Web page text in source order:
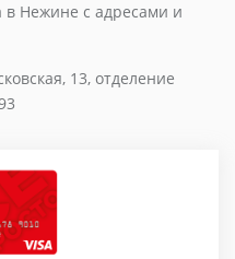
в Нежине с адресами и
13, отделение